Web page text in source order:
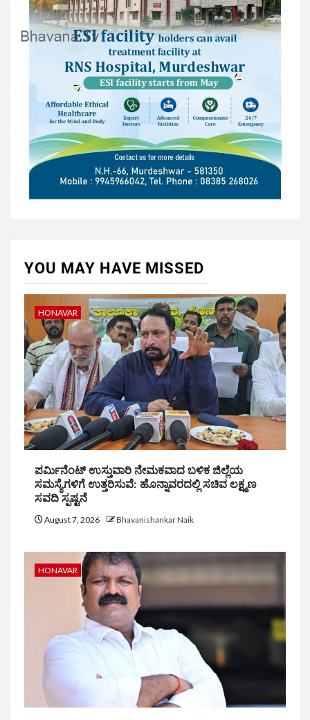
YOU MAY HAVE MISSED
HONAVAR
ಪರ್ಮಿನೆಂಟ್ ಉಸ್ತುವಾರಿ ನೇಮಕವಾದ ಬಳಿಕ ಜಿಲ್ಲೆಯ
ಸಮಸ್ಯೆಗಳಿಗೆ ಉತ್ತರಿಸುವೆ: ಹೊನ್ನಾವರದಲ್ಲಿ ಸಚಿವ ಲಕ್ಷ್ಮಣ
ಸವದಿ ಸ್ಪಷ್ಟನೆ
August 7, 2026 Bhavanishankar Naik
HONAVAR